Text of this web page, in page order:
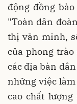
động đồng
"Toàn dân
thị văn minh,
của phong
các địa bàn
những việc
cao chất lượng